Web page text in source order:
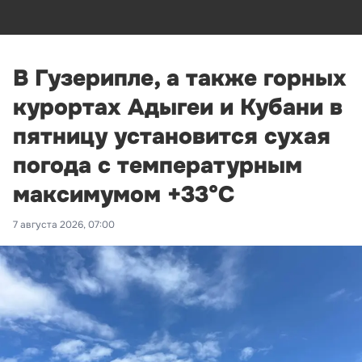
В Гузерипле, а также горных
курортах Адыгеи и Кубани в
пятницу установится сухая
погода с температурным
максимумом +33°С
7 августа 2026, 07:00